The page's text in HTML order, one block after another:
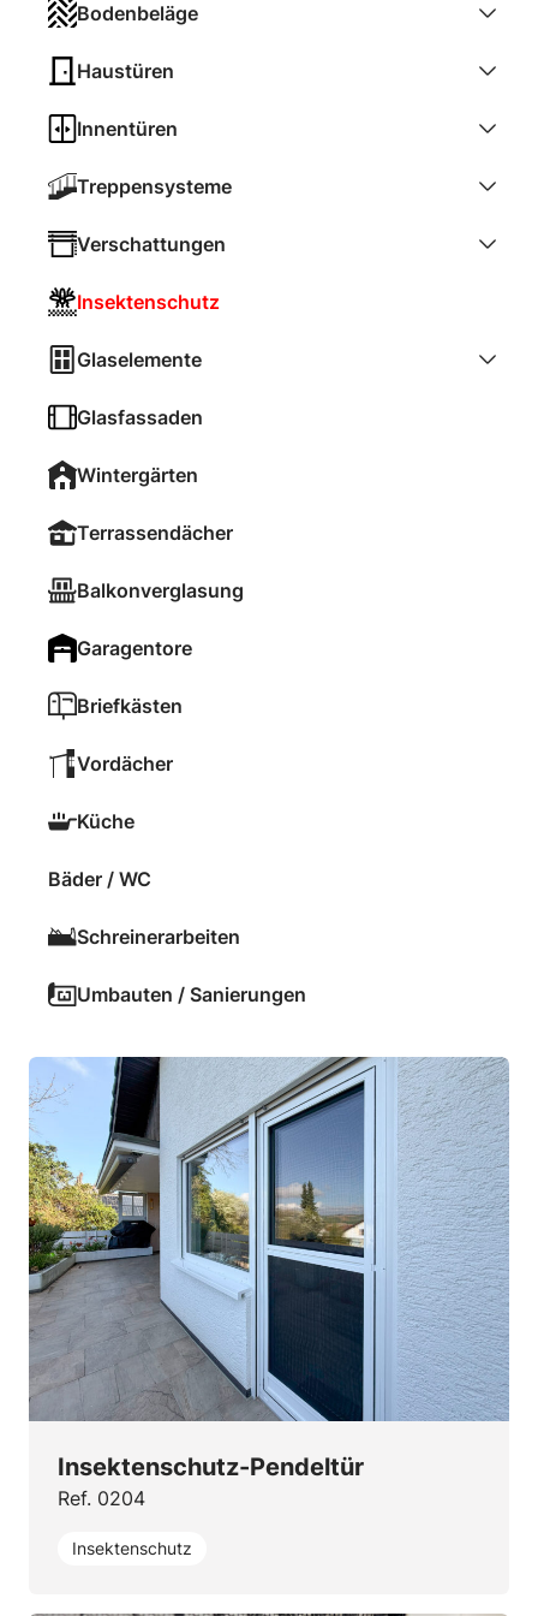
Bodenbeläge
Haustüren
Innentüren
Treppensysteme
Verschattungen
Insektenschutz
Glaselemente
Glasfassaden
Wintergärten
Terrassendächer
Balkonverglasung
Garagentore
Briefkästen
Vordächer
Küche
Bäder / WC
Schreinerarbeiten
Umbauten / Sanierungen
Insektenschutz-Pendeltür
Ref. 0204
Insektenschutz